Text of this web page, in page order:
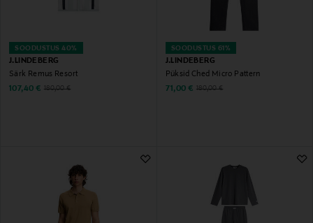
SOODUSTUS 40%
J.LINDEBERG
Särk Remus Resort
Discounted Price
107,40 € Original Price
180,00 €
SOODUSTUS 61%
J.LINDEBERG
Püksid Ched Micro Pattern
Discounted Price
71,00 € Original Price
180,00 €